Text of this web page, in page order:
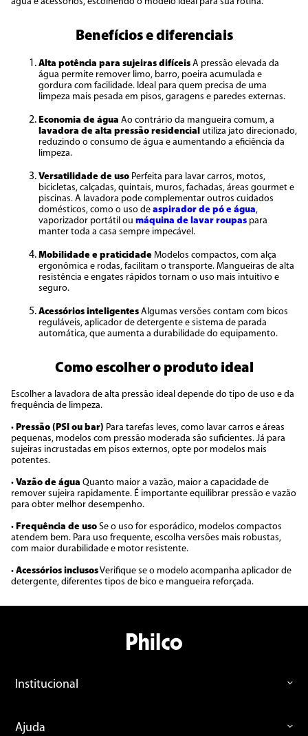
Benefícios e diferenciais
Alta potência para sujeiras difíceis A pressão elevada da
água permite remover limo, barro, poeira acumulada e
gordura com facilidade. Ideal para quem precisa de uma
limpeza mais pesada em pisos, garagens e paredes externas.
Economia de água Ao contrário da mangueira comum, a
lavadora de alta pressão residencial utiliza jato direcionado,
reduzindo o consumo de água e aumentando a eficiência da
limpeza.
Versatilidade de uso Perfeita para lavar carros, motos,
bicicletas, calçadas, quintais, muros, fachadas, áreas gourmet e
piscinas. A lavadora pode complementar outros cuidados
domésticos, como o uso de aspirador de pó e água,
vaporizador portátil ou máquina de lavar roupas para
manter toda a casa sempre impecável.
Mobilidade e praticidade Modelos compactos, com alça
ergonômica e rodas, facilitam o transporte. Mangueiras de alta
resistência e engates rápidos tornam o uso mais intuitivo e
seguro.
Acessórios inteligentes Algumas versões contam com bicos
reguláveis, aplicador de detergente e sistema de parada
automática, que aumenta a durabilidade do equipamento.
Como escolher o produto ideal
Escolher a lavadora de alta pressão ideal depende do tipo de uso e da
frequência de limpeza.
• Pressão (PSI ou bar) Para tarefas leves, como lavar carros e áreas
pequenas, modelos com pressão moderada são suficientes. Já para
sujeiras incrustadas em pisos externos, opte por modelos mais
potentes.
• Vazão de água Quanto maior a vazão, maior a capacidade de
remover sujeira rapidamente. É importante equilibrar pressão e vazão
para obter melhor desempenho.
• Frequência de uso Se o uso for esporádico, modelos compactos
atendem bem. Para uso frequente, escolha versões mais robustas,
com maior durabilidade e motor resistente.
• Acessórios inclusosVerifique se o modelo acompanha aplicador de
detergente, diferentes tipos de bico e mangueira reforçada.
Institucional
Ajuda